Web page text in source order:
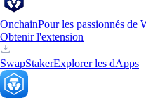
OnchainPour les passionnés de
Obtenir l'extension
SwapStakerExplorer les dApps